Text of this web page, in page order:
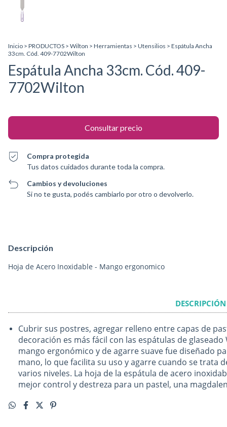
Inicio > PRODUCTOS > Wilton > Herramientas > Utensilios > Espátula Ancha
33cm. Cód. 409-7702Wilton
Espátula Ancha 33cm. Cód. 409-
7702Wilton
Compra protegida
Tus datos cuidados durante toda la compra.
Cambios y devoluciones
Si no te gusta, podés cambiarlo por otro o devolverlo.
Descripción
Hoja de Acero Inoxidable - Mango ergonomico
DESCRIPCIÓN
Cubrir sus postres, agregar relleno entre capas de
decoración es más fácil con las espátulas de
mango ergonómico y de agarre suave fue diseñado
mano, lo que facilita su uso y agarre cuando se trata
varios niveles. La hoja de la espátula de acero
mejor control y destreza para un pastel, una